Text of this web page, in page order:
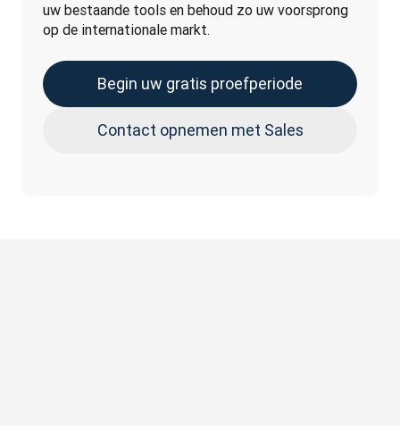
uw bestaande tools en behoud zo uw voorsprong
op de internationale markt.
Begin uw gratis proefperiode
Contact opnemen met Sales